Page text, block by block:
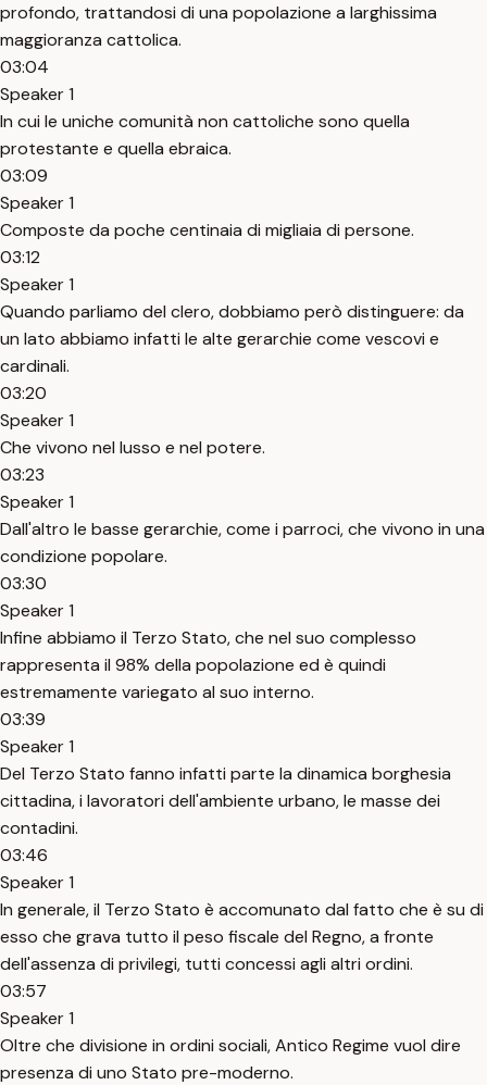
profondo, trattandosi di una popolazione a larghissima
maggioranza cattolica.
03:04
Speaker 1
In cui le uniche comunità non cattoliche sono quella
protestante e quella ebraica.
03:09
Speaker 1
Composte da poche centinaia di migliaia di persone.
03:12
Speaker 1
Quando parliamo del clero, dobbiamo però distinguere: da
un lato abbiamo infatti le alte gerarchie come vescovi e
cardinali.
03:20
Speaker 1
Che vivono nel lusso e nel potere.
03:23
Speaker 1
Dall'altro le basse gerarchie, come i parroci, che vivono in una
condizione popolare.
03:30
Speaker 1
Infine abbiamo il Terzo Stato, che nel suo complesso
rappresenta il 98% della popolazione ed è quindi
estremamente variegato al suo interno.
03:39
Speaker 1
Del Terzo Stato fanno infatti parte la dinamica borghesia
cittadina, i lavoratori dell'ambiente urbano, le masse dei
contadini.
03:46
Speaker 1
In generale, il Terzo Stato è accomunato dal fatto che è su di
esso che grava tutto il peso fiscale del Regno, a fronte
dell'assenza di privilegi, tutti concessi agli altri ordini.
03:57
Speaker 1
Oltre che divisione in ordini sociali, Antico Regime vuol dire
presenza di uno Stato pre-moderno.